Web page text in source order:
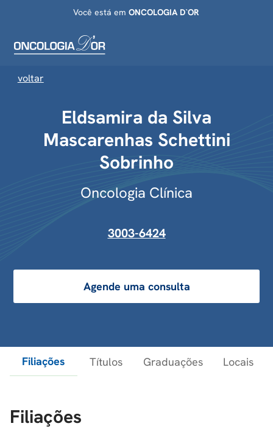
Você está em ONCOLOGIA D`OR
voltar
Eldsamira da Silva
Mascarenhas Schettini
Sobrinho
Oncologia Clínica
3003-6424
Agende uma consulta
Filiações Títulos Graduações Locais
Filiações